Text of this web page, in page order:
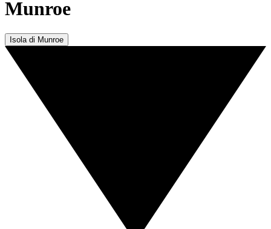
Munroe
Isola di Munroe